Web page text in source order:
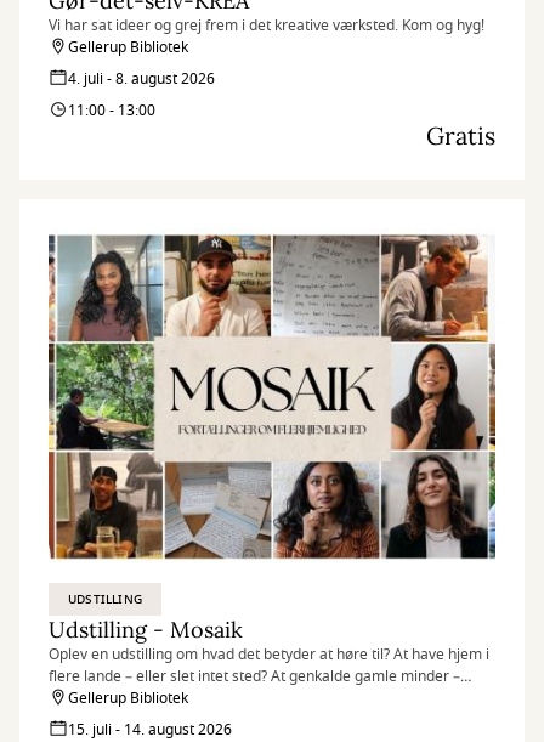
Vi har sat ideer og grej frem i det kreative værksted. Kom og hyg!
Gellerup Bibliotek
4. juli - 8. august 2026
11:00 - 13:00
Gratis
UDSTILLING
Udstilling - Mosaik
Oplev en udstilling om hvad det betyder at høre til? At have hjem i
flere lande – eller slet intet sted? At genkalde gamle minder –
egne som overleverede? At være en del af fællesskabet – og
alligevel stå ud fra mængden?
Gellerup Bibliotek
15. juli - 14. august 2026